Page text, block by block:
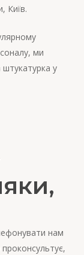
Київ.
ми
у
нам